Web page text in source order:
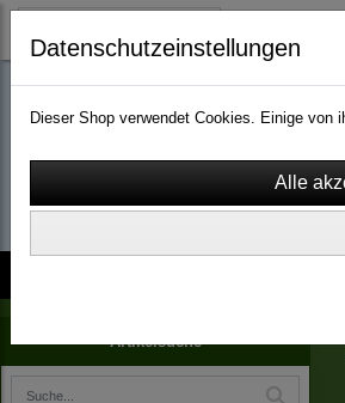
Artikelsuche
Datenschutzeinstellungen
Dieser Shop verwendet Cookies. Einige von